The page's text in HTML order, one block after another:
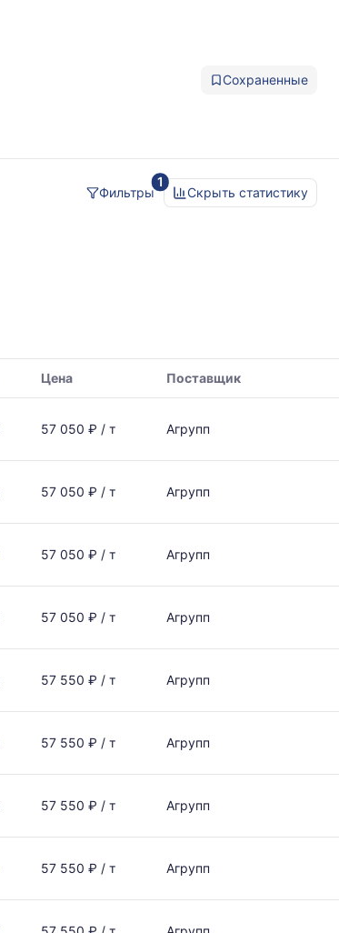
Сохраненные
1
Фильтры
Скрыть статистику
Цена Поставщик
57 050 ₽ / т Агрупп
57 050 ₽ / т Агрупп
57 050 ₽ / т Агрупп
57 050 ₽ / т Агрупп
57 550 ₽ / т Агрупп
57 550 ₽ / т Агрупп
57 550 ₽ / т Агрупп
57 550 ₽ / т Агрупп